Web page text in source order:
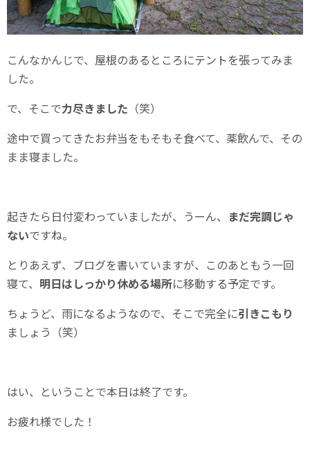
こんなかんじで、屋根のあるところにテントを張ってみま
した。
で、そこで力尽きました （笑）
途中で買ってきたお弁当をもそもそ食べて、薬飲んで、その
まま寝ました。
起きたら日付変わっていましたが、うーん、 まだ完調じゃ
ないですね。
とりあえず、ブログを書いていますが、このあともう一回
寝て、 明日はしっかり休める場所に移動する予定です。
ちょうど、雨になるようなので、そこで完全に引きこもり
ましょう（笑）
はい、ということで本日は終了です。
お疲れ様でした！